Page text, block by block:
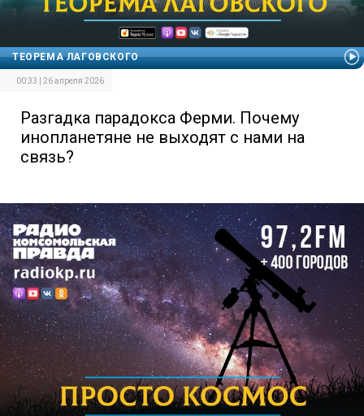
ТЕОРЕМА ЛАГОВСКОГО
00:33 | 26 апреля 2026
Разгадка парадокса Ферми. Почему
инопланетяне не выходят с нами на
связь?